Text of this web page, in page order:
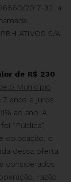
2017-32, a
ATIVOS S/A
de R$ 230
Município
anos e juros
ao ano. A
“Pública”,
colocação, o
dessa oferta
considerados
razão